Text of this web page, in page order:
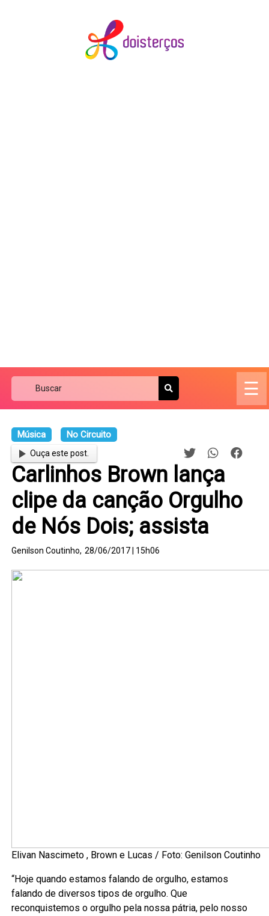
☰
Música No Circuito
Ouça este post.
Carlinhos Brown lança
clipe da canção Orgulho
de Nós Dois; assista
Genilson Coutinho, 28/06/2017 | 15h06
Elivan Nascimeto , Brown e Lucas / Foto: Genilson Coutinho
“Hoje quando estamos falando de orgulho, estamos
falando de diversos tipos de orgulho. Que
reconquistemos o orgulho pela nossa pátria, pelo nosso